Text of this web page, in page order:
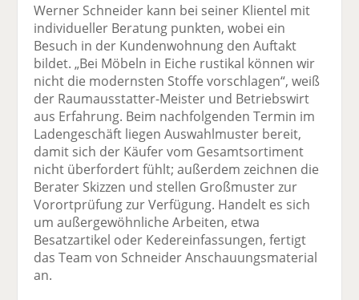
Werner Schneider kann bei seiner Klientel mit
individueller Beratung punkten, wobei ein
Besuch in der Kundenwohnung den Auftakt
bildet. „Bei Möbeln in Eiche rustikal können wir
nicht die modernsten Stoffe vorschlagen“, weiß
der Raumausstatter-Meister und Betriebswirt
aus Erfahrung. Beim nachfolgenden Termin im
Ladengeschäft liegen Auswahlmuster bereit,
damit sich der Käufer vom Gesamtsortiment
nicht überfordert fühlt; außerdem zeichnen die
Berater Skizzen und stellen Großmuster zur
Vorortprüfung zur Verfügung. Handelt es sich
um außergewöhnliche Arbeiten, etwa
Besatzartikel oder Kedereinfassungen, fertigt
das Team von Schneider Anschauungsmaterial
an.